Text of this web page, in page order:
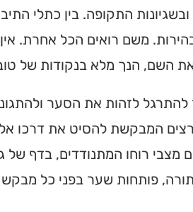
התקופה. בין כתלי
משם רואים הכל אחרת. אין
השם, הנך מלא בנקודות של
לזהות את הסער
המבקשת להסיט את דרכו אל
מצבי רוחו המתנודדים, בדף
פותחות שער בפני כל